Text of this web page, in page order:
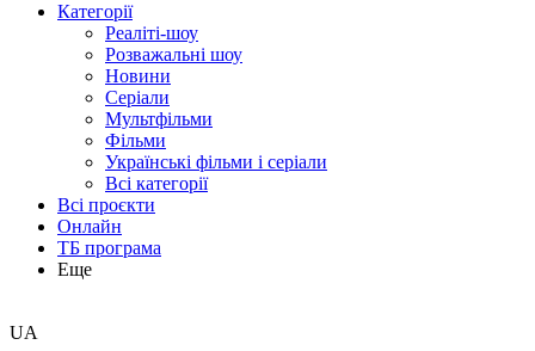
Категорії
Реаліті-шоу
Розважальні шоу
Новини
Серіали
Мультфільми
Фільми
Українські фільми і серіали
Всі категорії
Всі проєкти
Онлайн
ТБ програма
Еще
UA